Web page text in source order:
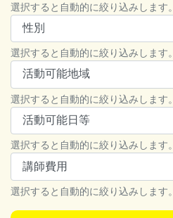
選択すると自動的に絞り込みします。
選択すると自動的に絞り込みします。
選択すると自動的に絞り込みします。
選択すると自動的に絞り込みします。
選択すると自動的に絞り込みします。